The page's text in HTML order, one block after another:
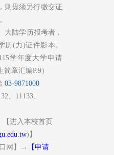
则毋须另行缴交证
陆学历报考者，
历(力)证件影本。
学年度大学申请
简章汇编P.9）
03-9871000
11133
【进入本校首页
) 】
网】 →
【申请